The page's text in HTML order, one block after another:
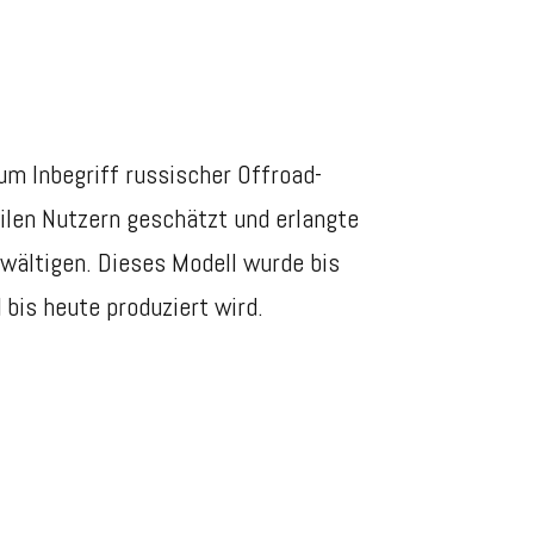
Inbegriff russischer Offroad-
Nutzern geschätzt und erlangte
Dieses Modell wurde bis
heute produziert wird.